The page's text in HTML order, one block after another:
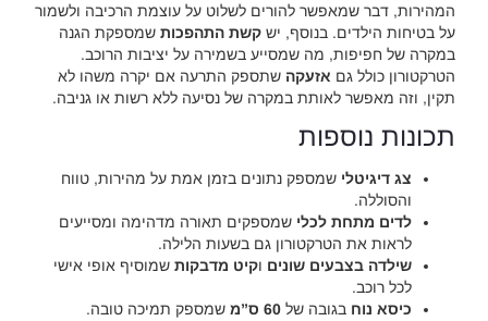
המהירות, דבר שמאפשר להורים לשלוט על עוצמת הרכיבה ולשמור
על בטיחות הילדים. בנוסף, יש קשת התהפכות שמספקת הגנה
במקרה של חפיפות, מה שמסייע בשמירה על יציבות הרוכב.
הטרקטורון כולל גם אזעקה שתספק התרעה אם יקרה משהו לא
תקין, וזה מאפשר לאותת במקרה של נסיעה ללא רשות או גניבה.
תכונות נוספות
צג דיגיטלי שמספק נתונים בזמן אמת על מהירות, טווח
והסוללה.
לדים מתחת לכלי שמספקים תאורה מדהימה ומסייעים
לראות את הטרקטורון גם בשעות הלילה.
שילדה בצבעים שונים וקיט מדבקות שמוסיף אופי אישי
לכל רוכב.
כיסא נוח בגובה של 60 ס”מ שמספק תמיכה טובה.